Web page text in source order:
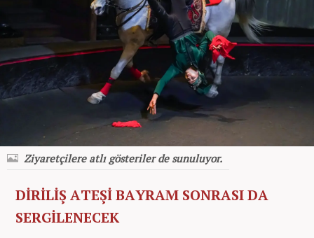
Ziyaretçilere atlı gösteriler de sunuluyor.
DİRİLİŞ ATEŞİ BAYRAM SONRASI DA
SERGİLENECEK